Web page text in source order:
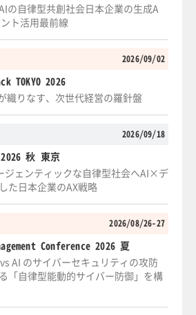
の自律型共創社会日本企業の生成A
ト活用最前線
2026/09/02
TOKYO 2026
織りなす、次世代経営の羅針盤
2026/09/18
2026 秋 東京
ジェンティックな自律型社会へAI×デ
た日本企業のAX戦略
2026/08/26-27
Conference 2026 夏
AI のサイバーセキュリティの攻防
「自律型能動的サイバー防御」を構